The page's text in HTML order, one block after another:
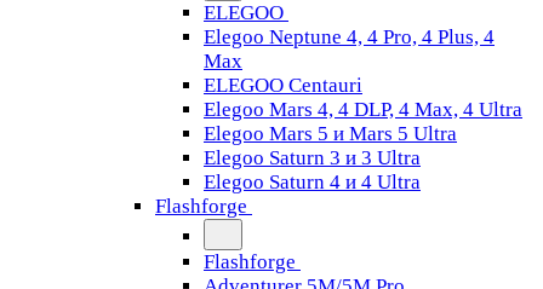
ELEGOO
Elegoo Neptune 4, 4 Pro, 4 Plus, 4
Max
ELEGOO Centauri
Elegoo Mars 4, 4 DLP, 4 Max, 4 Ultra
Elegoo Mars 5 и Mars 5 Ultra
Elegoo Saturn 3 и 3 Ultra
Elegoo Saturn 4 и 4 Ultra
Flashforge
Flashforge